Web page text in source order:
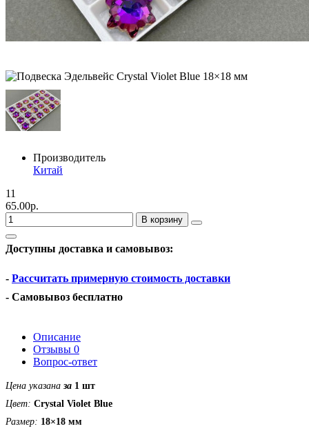
Производитель
Китай
11
65.00р.
В корзину
Доступны доставка и самовывоз:
- Рассчитать примерную стоимость доставки
- Самовывоз бесплатно
Описание
Отзывы 0
Вопрос-ответ
Цена указана за 1 шт
Цвет: Crystal Violet Blue
Размер: 18×18 мм